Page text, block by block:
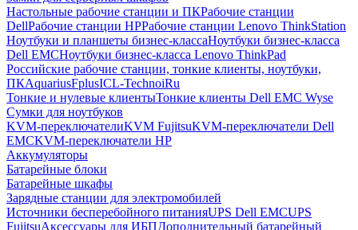
Настольные рабочие станции и ПКРабочие станции
DellРабочие станции HPРабочие станции Lenovo ThinkStation
Ноутбуки и планшеты бизнес-классаНоутбуки бизнес-класса
Dell EMCНоутбуки бизнес-класса Lenovo ThinkPad
Российские рабочие станции, тонкие клиенты, ноутбуки,
ПКAquariusFplusICL-TechnoiRu
Тонкие и нулевые клиентыТонкие клиенты Dell EMC Wyse
Сумки для ноутбуков
KVM-переключателиKVM FujitsuKVM-переключатели Dell
EMCKVM-переключатели HP
Аккумуляторы
Батарейные блоки
Батарейные шкафы
Зарядные станции для электромобилей
Источники бесперебойного питанияUPS Dell EMCUPS
FujitsuАксессуары для ИБПДополнительный батарейный